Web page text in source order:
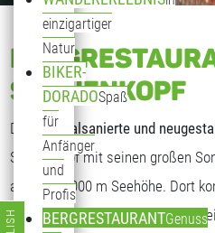
einzigartiger
Natur
BIKER-
DORADOSpaß
für
Anfänger
und
Profis
BERGRESTAURANTGenuss
SONNENKOPF
Das generalsanierte und
Sonnenkopf mit seinen großen
auf fast 2.000 m Seehöhe. Dort
Kosten, die freundliche
Sprache auswählen